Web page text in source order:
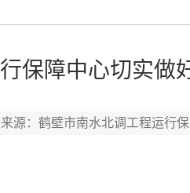
保障中心切实做
：鹤壁市南水北调工程运